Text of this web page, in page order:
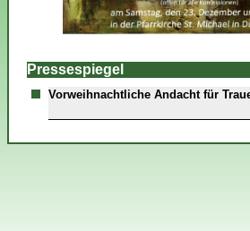
Pressespiegel
Vorweihnachtliche Andacht für